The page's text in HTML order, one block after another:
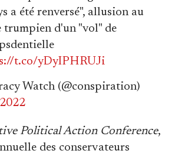
a été renversé", allusion au
trumpien d'un "vol" de
t.co/yDyIPHRUJi
Watch (@conspiration)
Political Action Conference,
des conservateurs